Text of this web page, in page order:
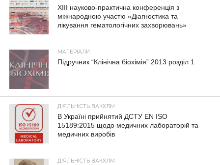
XIII науково-практична конференція з
міжнародною участю «Діагностика та
лікування гематологічних захворювань»
МАТЕРІАЛИ
Підручник “Клінічна біохімія” 2013 розділ 1
ДІЯЛЬНІСТЬ ВАКХЛМ
В Україні прийнятий ДСТУ EN ISO
15189:2015 щодо медичних лабораторій та
медичних виробів
ДІЯЛЬНІСТЬ ВАКХЛМ